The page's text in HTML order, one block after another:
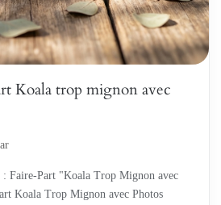
Koala trop mignon avec
: Faire-Part "Koala Trop Mignon avec
Koala Trop Mignon avec Photos